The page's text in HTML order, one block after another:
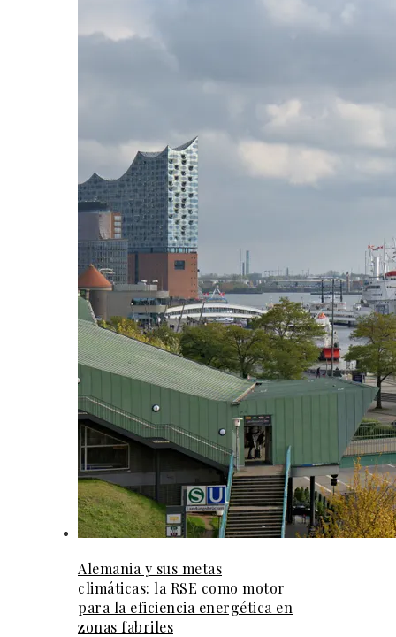
Alemania y sus metas
climáticas: la RSE como motor
para la eficiencia energética en
zonas fabriles